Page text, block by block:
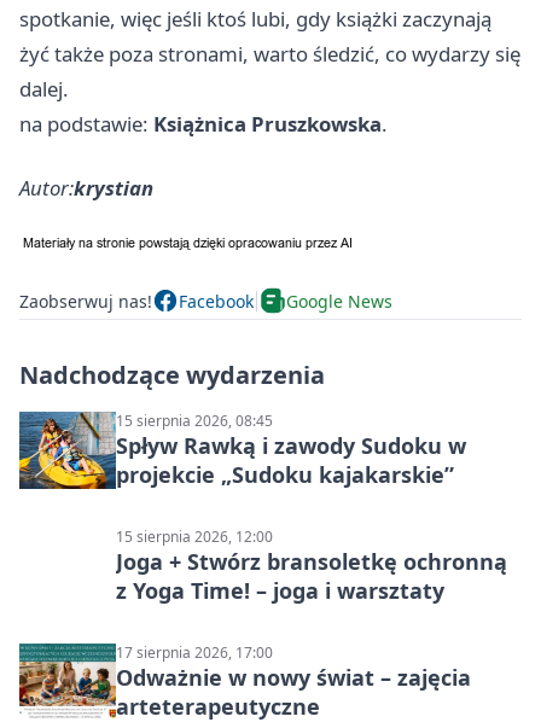
spotkanie, więc jeśli ktoś lubi, gdy książki zaczynają
żyć także poza stronami, warto śledzić, co wydarzy się
dalej.
na podstawie: Książnica Pruszkowska.
Autor:krystian
Zaobserwuj nas! Facebook Google News
Nadchodzące wydarzenia
15 sierpnia 2026, 08:45
Spływ Rawką i zawody Sudoku w
projekcie „Sudoku kajakarskie”
15 sierpnia 2026, 12:00
Joga + Stwórz bransoletkę ochronną
z Yoga Time! – joga i warsztaty
17 sierpnia 2026, 17:00
Odważnie w nowy świat – zajęcia
arteterapeutyczne